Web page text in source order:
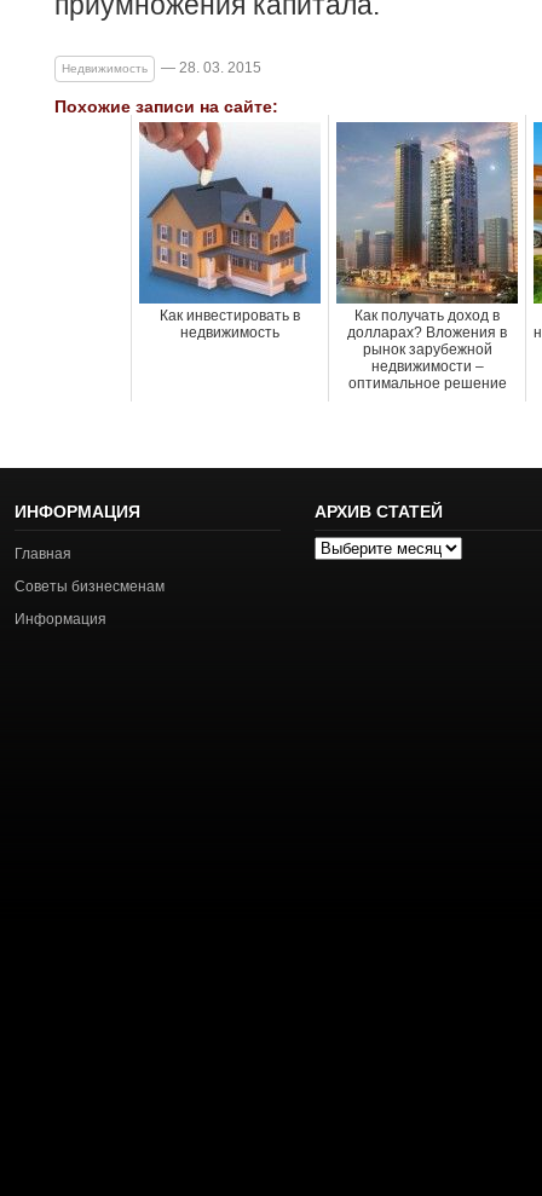
Недвижимость — 28. 03. 2015
Похожие записи на сайте:
Как инвестировать в
недвижимость
Как получать доход в
долларах? Вложения в
рынок зарубежной
недвижимости –
оптимальное решение
ИНФОРМАЦИЯ
Главная
Советы бизнесменам
Информация
АРХИВ СТАТЕЙ
Архив